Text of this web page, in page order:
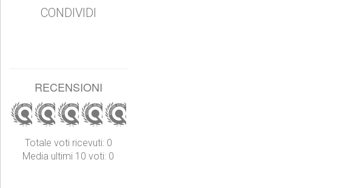
CONDIVIDI
RECENSIONI
Totale voti ricevuti: 0
Media ultimi 10 voti: 0